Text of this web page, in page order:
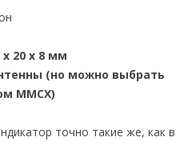
20 х 8 мм
(но можно выбрать
MMCX)
точно такие же, как в